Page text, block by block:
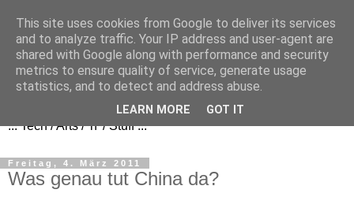
FezBook
... Tech / Arts / 'n' / Stuff ...
Freitag, 4. März 2011
Was genau tut China da?
This site uses cookies from Google to deliver its services
and to analyze traffic. Your IP address and user-agent are
shared with Google along with performance and security
metrics to ensure quality of service, generate usage
statistics, and to detect and address abuse.
LEARN MORE GOT IT